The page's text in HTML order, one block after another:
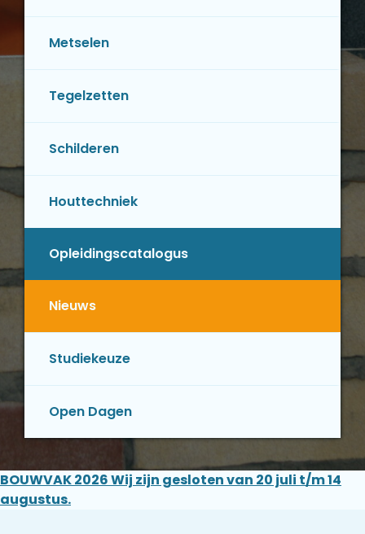
Metselen
Tegelzetten
Schilderen
Houttechniek
Opleidingscatalogus
Nieuws
Studiekeuze
Open Dagen
BOUWVAK 2026 Wij zijn gesloten van 20 juli t/m 14
augustus.